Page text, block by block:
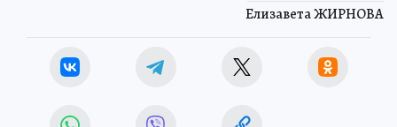
Елизавета ЖИРНОВА